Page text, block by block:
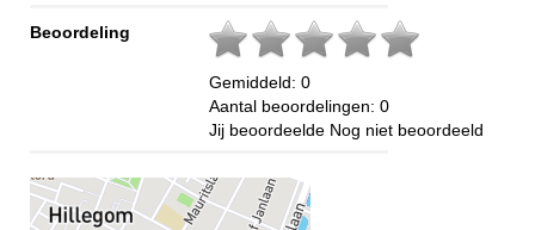
Beoordeling
Gemiddeld: 0
Aantal beoordelingen: 0
Jij beoordeelde Nog niet beoordeeld